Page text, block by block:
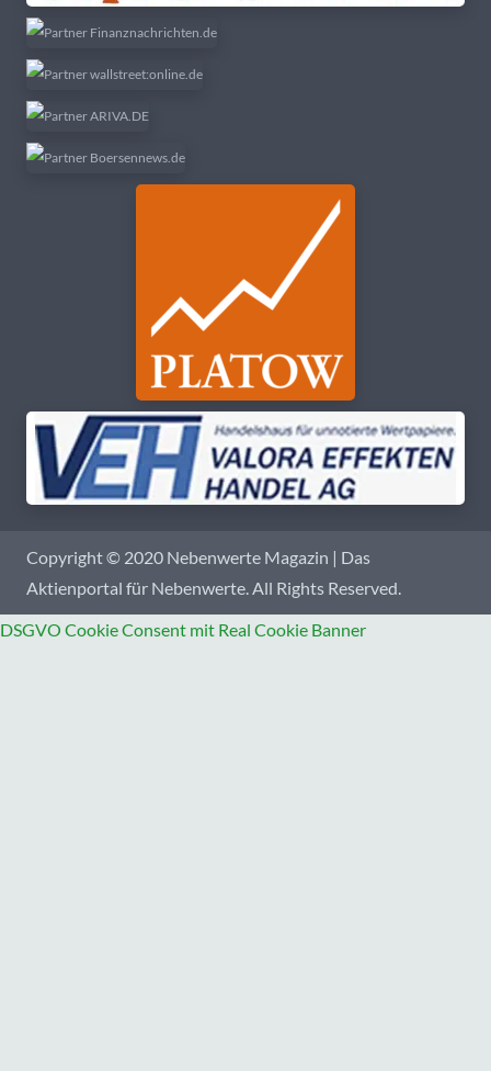
Copyright © 2020 Nebenwerte Magazin | Das
Aktienportal für Nebenwerte. All Rights Reserved.
DSGVO Cookie Consent mit Real Cookie Banner